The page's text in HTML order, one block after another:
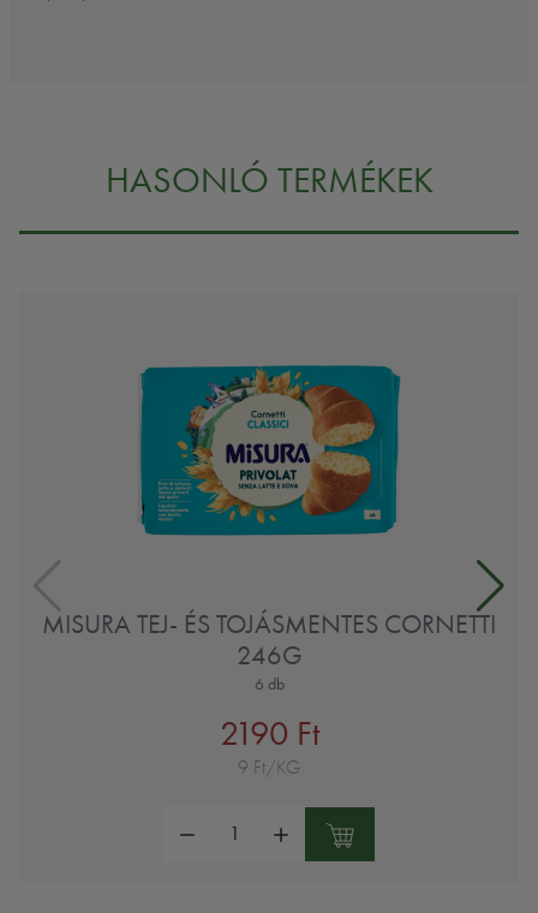
HASONLÓ TERMÉKEK
MISURA TEJ- ÉS TOJÁSMENTES CORNETTI
246G
6 db
2190 Ft
9 Ft/KG